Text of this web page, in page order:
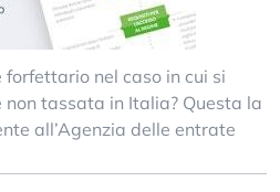
nel caso in cui si
tassata in Italia? Questa la
all’Agenzia delle entrate